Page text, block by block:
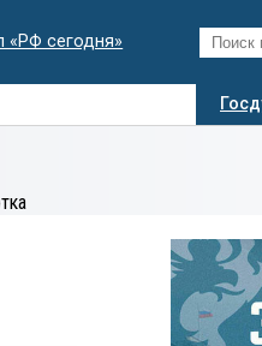
«РФ сегодня»